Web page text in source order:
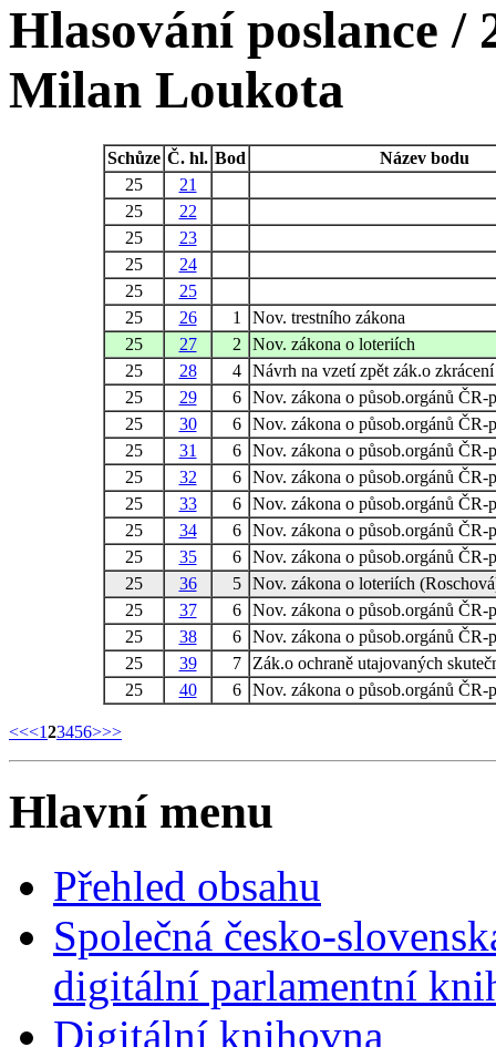
Hlasování poslance /
Milan Loukota
Schůze Č. hl. Bod
Název bodu
25
21
25
22
25
23
25
24
25
25
25
26 1
Nov. trestního zákona
25
27 2
Nov. zákona o loteriích
25
28 4 Návrh na vzetí zpět zák.o
25
29 6 Nov. zákona o působ.orgánů ČR-
25
30 6 Nov. zákona o působ.orgánů ČR-
25
31 6 Nov. zákona o působ.orgánů ČR-
25
32 6 Nov. zákona o působ.orgánů ČR-
25
33 6 Nov. zákona o působ.orgánů ČR-
25
34 6 Nov. zákona o působ.orgánů ČR-
25
35 6 Nov. zákona o působ.orgánů ČR-
25
36 5 Nov. zákona o loteriích
25
37 6 Nov. zákona o působ.orgánů ČR-
25
38 6 Nov. zákona o působ.orgánů ČR-
25
39 7
Zák.o ochraně utajovaných
25
40 6 Nov. zákona o působ.orgánů ČR-
<<<123456>>>
Hlavní menu
Přehled obsahu
Společná česko-
digitální parlamentní
Digitální knihovna